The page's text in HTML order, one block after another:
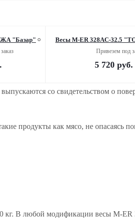
"Базар" Весы M-ER 328AC-32.5
Привезем под
5 720 руб.
со свидетельством о
продукты как мясо, не опасаясь
В любой модификации весы M-